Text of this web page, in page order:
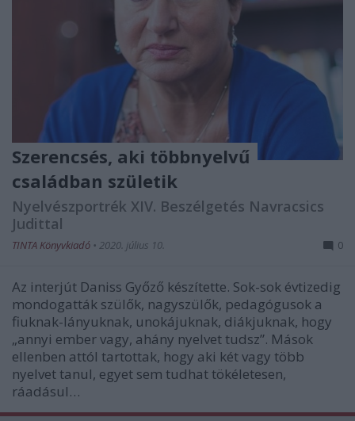
Szerencsés, aki többnyelvű
családban születik
Nyelvészportrék XIV. Beszélgetés Navracsics
Judittal
TINTA Könyvkiadó • 2020. július 10. 0
Az interjút Daniss Győző készítette. Sok-sok évtizedig
mondogatták szülők, nagyszülők, pedagógusok a
fiuknak-lányuknak, unokájuknak, diákjuknak, hogy
„annyi ember vagy, ahány nyelvet tudsz”. Mások
ellenben attól tartottak, hogy aki két vagy több
nyelvet tanul, egyet sem tudhat tökéletesen,
ráadásul…